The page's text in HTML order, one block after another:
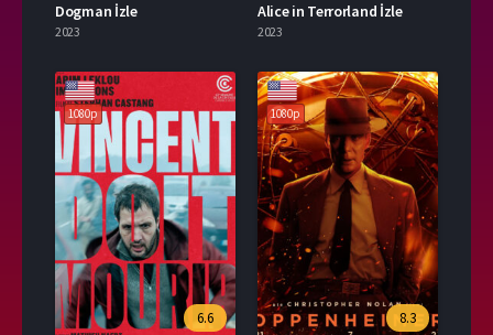
Dogman İzle
2023
Alice in Terrorland İzle
2023
1080p
6.6
1080p
8.3